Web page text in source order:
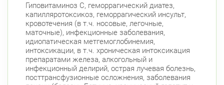
Ленинский пр., д.78, к.1 Круглосуточно
Юго-Западная
Московский район
Авиационная улица, д. 7 Круглосуточно
Парк Победы Электросила
Невский район
Гиповитаминоз C, геморрагический диатез,
капилляротоксикоз, геморрагический инсульт,
кровотечения (в т.ч. носовые, легочные,
маточные), инфекционные заболевания,
идиопатическая метгемоглобинемия,
интоксикации, в т.ч. хроническая интоксикация
препаратами железа, алкогольный и
инфекционный делирий, острая лучевая болезнь,
посттрансфузионные осложнения, заболевания